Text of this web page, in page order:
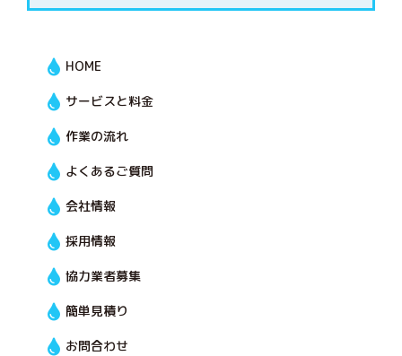
HOME
サービスと料金
作業の流れ
よくあるご質問
会社情報
採用情報
協力業者募集
簡単見積り
お問合わせ